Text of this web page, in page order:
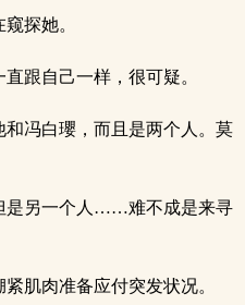
探她。
跟自己一样，很可疑。
冯白瓔，而且是两个人。莫
是另一个人……难不成是来寻
肌肉准备应付突发状况。